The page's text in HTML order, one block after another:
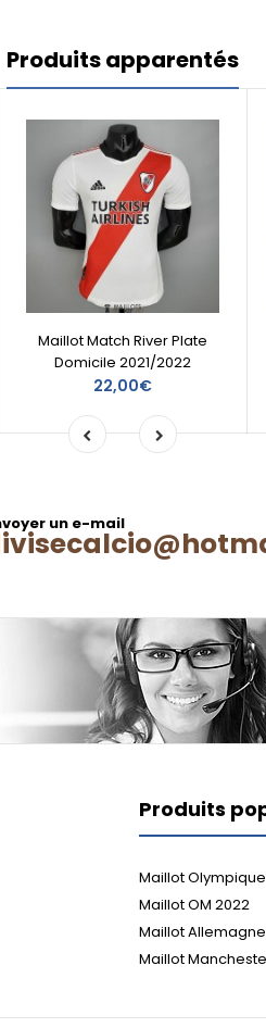
Produits apparentés
Maillot Match River Plate
Domicile 2021/2022
22,00€
un e-mail
Produits
Maillot
Maillot OM 2022
Maillot
Maillot